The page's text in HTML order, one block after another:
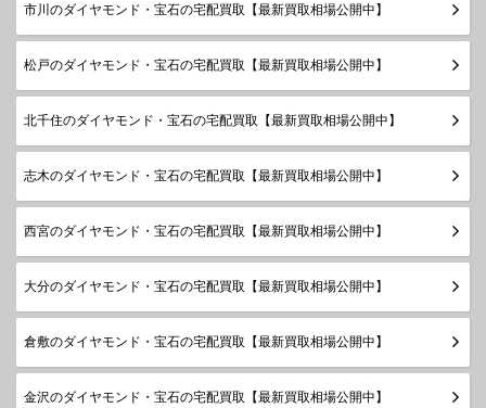
市川のダイヤモンド・宝石の宅配買取【最新買取相場公開中】
松戸のダイヤモンド・宝石の宅配買取【最新買取相場公開中】
北千住のダイヤモンド・宝石の宅配買取【最新買取相場公開中】
志木のダイヤモンド・宝石の宅配買取【最新買取相場公開中】
西宮のダイヤモンド・宝石の宅配買取【最新買取相場公開中】
大分のダイヤモンド・宝石の宅配買取【最新買取相場公開中】
倉敷のダイヤモンド・宝石の宅配買取【最新買取相場公開中】
金沢のダイヤモンド・宝石の宅配買取【最新買取相場公開中】